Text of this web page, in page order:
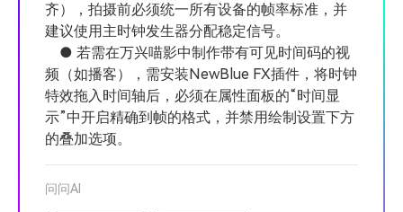
齐），拍摄前必须统一所有设备的帧率标准，并
建议使用主时钟发生器分配稳定信号。
● 若需在万兴喵影中制作带有可见时间码的视
频（如播客），需安装NewBlue FX插件，将时钟
特效拖入时间轴后，必须在属性面板的“时间显
示”中开启精确到帧的格式，并禁用绘制设置下方
的叠加选项。
问问AI